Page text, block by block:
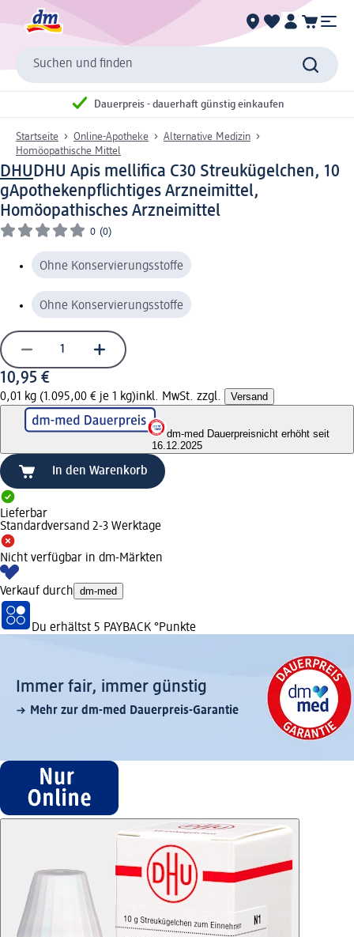
Suchen und finden
Dauerpreis - dauerhaft günstig einkaufen
Startseite Online-Apotheke
Alternative Medizin
Homöopathische Mittel
DHUDHU Apis mellifica C30 Streukügelchen, 10
gApothekenpflichtiges Arzneimittel,
Homöopathisches Arzneimittel
0 (0)
Ohne Konservierungsstoffe
Ohne Konservierungsstoffe
10,95 €
0,01 kg (1.095,00 € je 1 kg)inkl. MwSt. zzgl. Versand
dm-med Dauerpreisnicht erhöht seit
16.12.2025
In den Warenkorb
Lieferbar
Standardversand 2-3 Werktage
Nicht verfügbar in dm-Märkten
Verkauf durch dm-med
Du erhältst 5 PAYBACK °Punkte
Immer fair,­ immer günstig
Mehr zur dm-med Dauerpreis-Garantie